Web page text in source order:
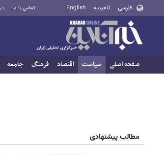
فارسی العربية English تماس با ما
صفحه اصلی سیاست اقتصاد فرهنگ جامعه
مطالب پیشنهادی